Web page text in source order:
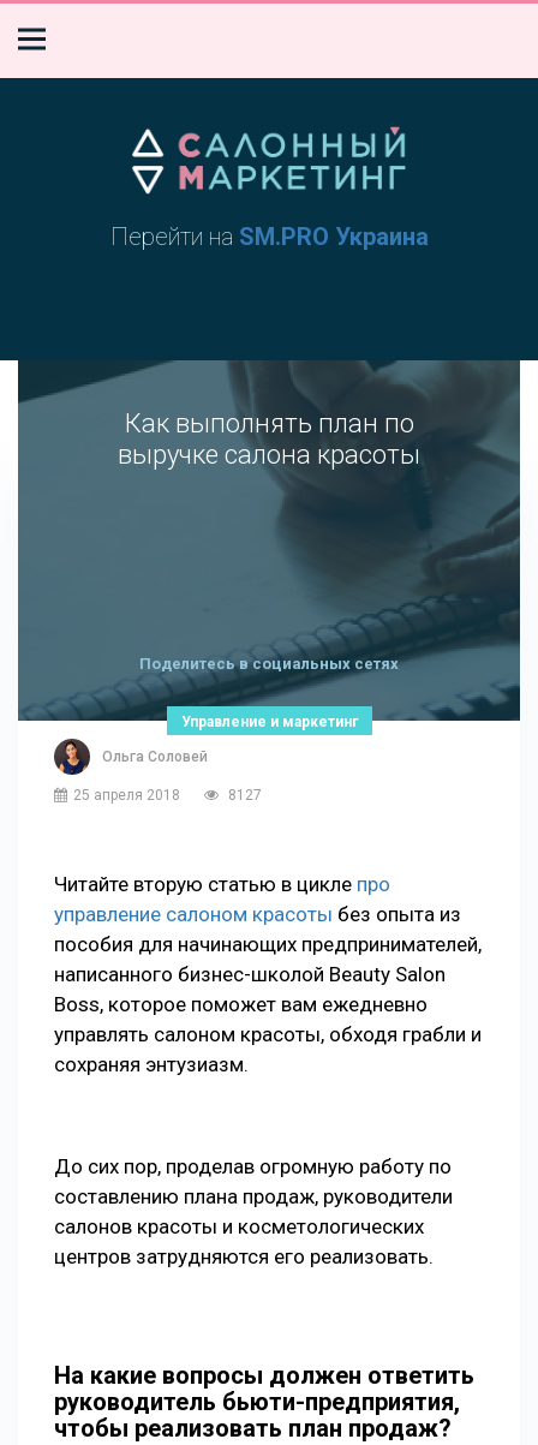
Перейти на SM.PRO Украина
Как выполнять план по
выручке салона красоты
Поделитесь в социальных сетях
Управление и маркетинг
Ольга Соловей
25 апреля 2018 8127
Читайте вторую статью в цикле про
управление салоном красоты без опыта из
пособия для начинающих предпринимателей,
написанного бизнес-школой Beauty Salon
Boss, которое поможет вам ежедневно
управлять салоном красоты, обходя грабли и
сохраняя энтузиазм.
До сих пор, проделав огромную работу по
составлению плана продаж, руководители
салонов красоты и косметологических
центров затрудняются его реализовать.
На какие вопросы должен ответить
руководитель бьюти-предприятия,
чтобы реализовать план продаж?